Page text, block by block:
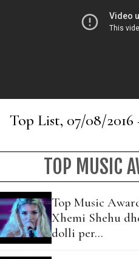
Top List, 07/08/2016
TOP MUSIC
Top Music
Xhemi Shehu
dolli per…